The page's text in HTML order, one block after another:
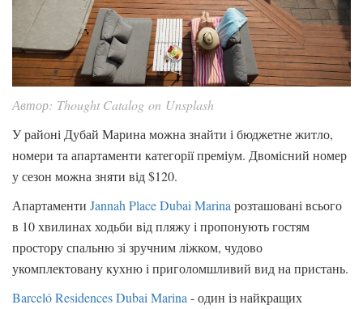
Автор: Thought Catalog on Unsplash
У районі Дубай Марина можна знайти і бюджетне житло,
номери та апартаменти категорії преміум. Двомісний номер
у сезон можна зняти від $120.
Апартаменти Jannah Place Dubai Marina розташовані всього
в 10 хвилинах ходьби від пляжу і пропонують гостям
простору спальню зі зручним ліжком, чудово
укомплектовану кухню і приголомшливий вид на пристань.
Barceló Residences Dubai Marina - один із найкращих